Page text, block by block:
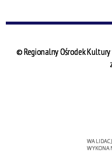
© Regionalny Ośrodek Kultury